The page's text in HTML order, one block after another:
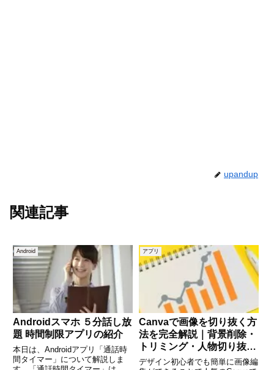
upandup
関連記事
Android
Androidスマホ ５分話し放
題 時間制限アプリの紹介
本日は、Androidアプリ「通話時
間タイマー」について解説しま
アプリ
Canvaで画像を切り抜く方
法を完全解説｜背景削除・
トリミング・人物切り抜き
まで徹底ガイド
デザイン初心者でも簡単に画像編